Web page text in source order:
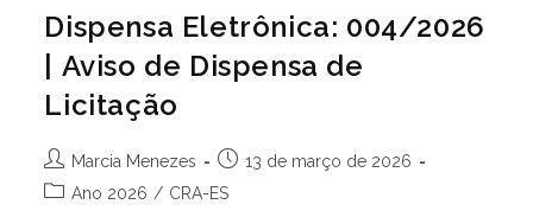
Dispensa Eletrônica: 004/2026
| Aviso de Dispensa de
Licitação
Autor
do
Marcia Menezes
Post
publicado:
13 de março de 2026
Categoria
Ano 2026 / CRA-ES